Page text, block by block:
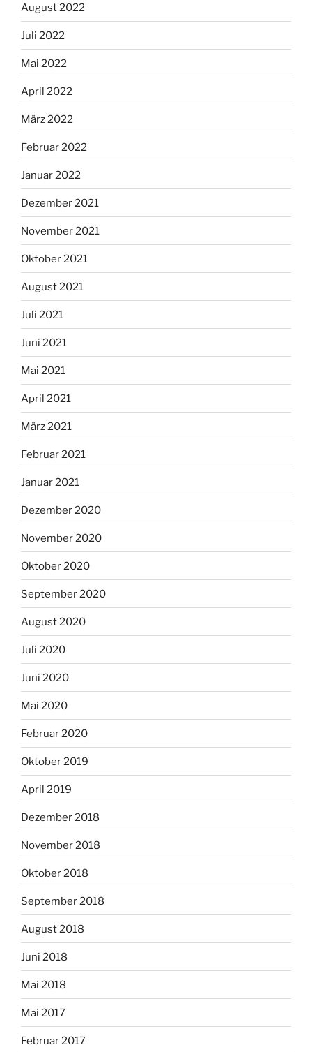
August 2022
Juli 2022
Mai 2022
April 2022
März 2022
Februar 2022
Januar 2022
Dezember 2021
November 2021
Oktober 2021
August 2021
Juli 2021
Juni 2021
Mai 2021
April 2021
März 2021
Februar 2021
Januar 2021
Dezember 2020
November 2020
Oktober 2020
September 2020
August 2020
Juli 2020
Juni 2020
Mai 2020
Februar 2020
Oktober 2019
April 2019
Dezember 2018
November 2018
Oktober 2018
September 2018
August 2018
Juni 2018
Mai 2018
Mai 2017
Februar 2017